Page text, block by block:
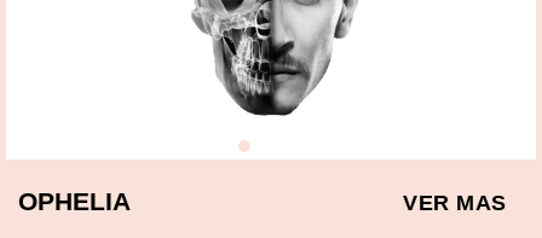
OPHELIA VER MAS